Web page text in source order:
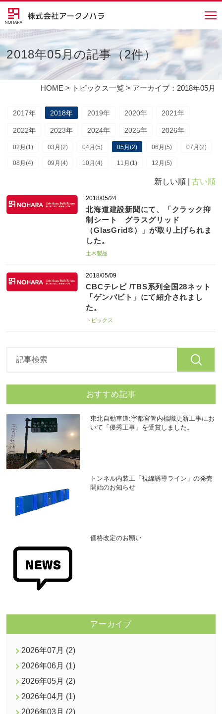
2018年05月の記事（2件）
HOME > トピックス一覧 > アーカイブ：2018年05月
2017年 2018年 2019年 2020年 2021年
2022年 2023年 2024年 2025年 2026年
02月(1) 03月(2) 04月(5) 05月(2) 06月(5) 07月(2)
08月(4) 09月(4) 10月(4) 11月(1) 12月(5)
新しい順 | 古い順
2018/05/24
北海道建設新聞にて、「クラック抑
制シート グラスグリッド
（GlasGrid®）」が取り上げられま
した。
土木製品
2018/05/09
CBCテレビ /TBS系列全国28ネット
「ゲンバビト」にて紹介されまし
た。
トピックス
おすすめ記事
東北自動車道:宇都宮管内標識更新工事にお
いて「優秀工事」を受賞しました。
トンネル内装工「視線誘導ライン」の発売
開始のお知らせ
価格改定のお願い
アーカイブ
2026年07月 (2)
2026年06月 (1)
2026年05月 (2)
2026年04月 (1)
2026年03月 (2)